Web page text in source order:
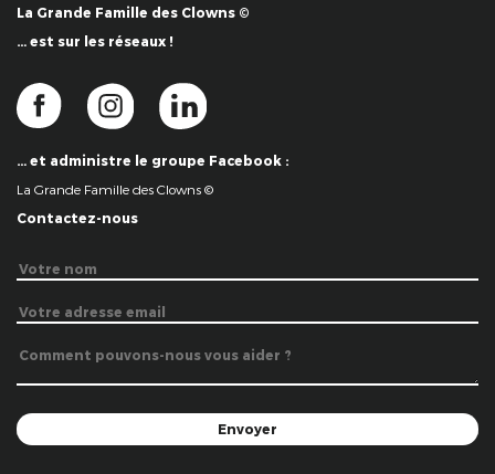
La Grande Famille des Clowns ©
… est sur les réseaux !
… et administre le groupe Facebook :
La Grande Famille des Clowns ©
Contactez-nous